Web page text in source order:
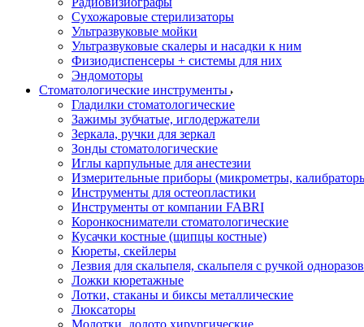
Сухожаровые стерилизаторы
Ультразвуковые мойки
Ультразвуковые скалеры и насадки к ним
Физиодиспенсеры + системы для них
Эндомоторы
Стоматологические инструменты
Гладилки стоматологические
Зажимы зубчатые, иглодержатели
Зеркала, ручки для зеркал
Зонды стоматологические
Иглы карпульные для анестезии
Измерительные приборы (микрометры,
Инструменты для остеопластики
Инструменты от компании FABRI
Коронкосниматели стоматологические
Кусачки костные (щипцы костные)
Кюреты, скейлеры
Лезвия для скальпеля, скальпеля с ручкой
Ложки кюретажные
Лотки, стаканы и биксы металлические
Люксаторы